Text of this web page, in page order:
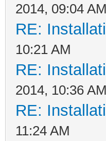
2014, 09:04 AM
RE:
10:21 AM
RE:
2014, 10:36 AM
RE:
11:24 AM